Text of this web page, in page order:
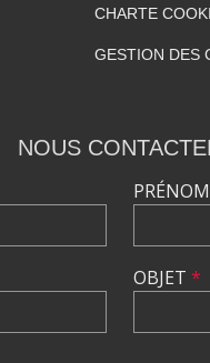
CHARTE
GESTION DES
NOUS
PRÉNOM
OBJET *